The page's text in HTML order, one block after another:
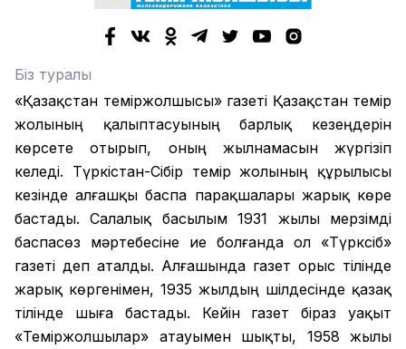
Біз туралы
«Қазақстан теміржолшысы» газеті Қазақстан темір
жолының қалыптасуының барлық кезеңдерін
көрсете отырып, оның жылнамасын жүргізіп
келеді. Түркістан-Сібір темір жолының құрылысы
кезінде алғашқы баспа парақшалары жарық көре
бастады. Салалық басылым 1931 жылы мерзімді
баспасөз мәртебесіне ие болғанда ол «Түрксіб»
газеті деп аталды. Алғашында газет орыс тілінде
жарық көргенімен, 1935 жылдың шілдесінде қазақ
тілінде шыға бастады. Кейін газет біраз уақыт
«Теміржолшылар» атауымен шықты, 1958 жылы